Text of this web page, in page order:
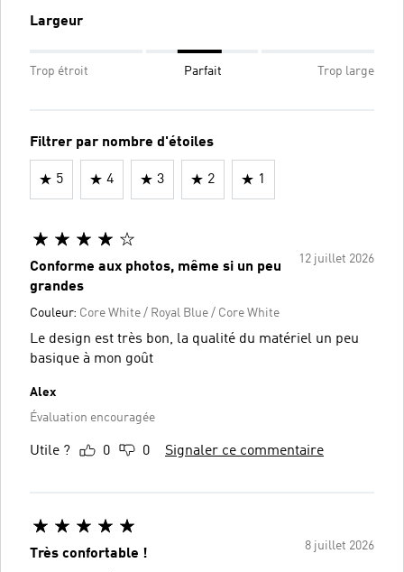
Largeur
Trop étroit Parfait Trop large
Filtrer par nombre d'étoiles
5 4 3 2 1
12 juillet 2026
Conforme aux photos, même si un peu
grandes
Couleur: Core White / Royal Blue / Core White
Le design est très bon, la qualité du matériel un peu
basique à mon goût
Alex
Évaluation encouragée
Utile ? 0 0 Signaler ce commentaire
8 juillet 2026
Très confortable !